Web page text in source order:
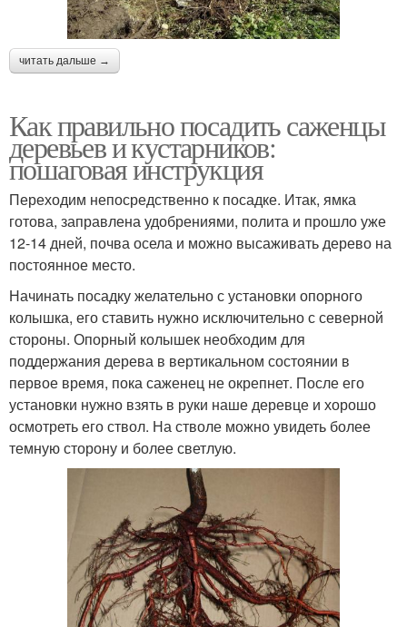
читать дальше →
Как правильно посадить саженцы
деревьев и кустарников:
пошаговая инструкция
Переходим непосредственно к посадке. Итак, ямка
готова, заправлена удобрениями, полита и прошло уже
12-14 дней, почва осела и можно высаживать дерево на
постоянное место.
Начинать посадку желательно с установки опорного
колышка, его ставить нужно исключительно с северной
стороны. Опорный колышек необходим для
поддержания дерева в вертикальном состоянии в
первое время, пока саженец не окрепнет. После его
установки нужно взять в руки наше деревце и хорошо
осмотреть его ствол. На стволе можно увидеть более
темную сторону и более светлую.